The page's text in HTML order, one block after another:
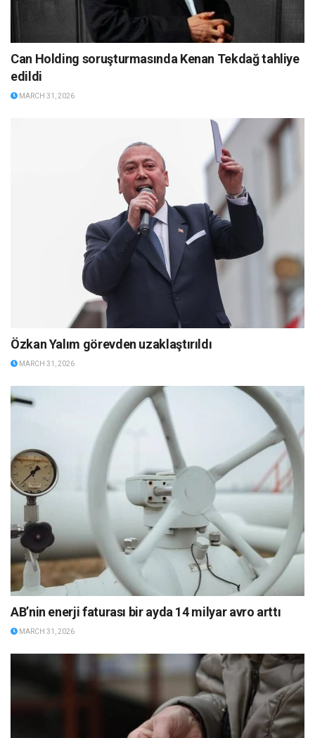
Can Holding soruşturmasında Kenan Tekdağ tahliye
edildi
MARCH 31, 2026
Özkan Yalım görevden uzaklaştırıldı
MARCH 31, 2026
AB’nin enerji faturası bir ayda 14 milyar avro arttı
MARCH 31, 2026